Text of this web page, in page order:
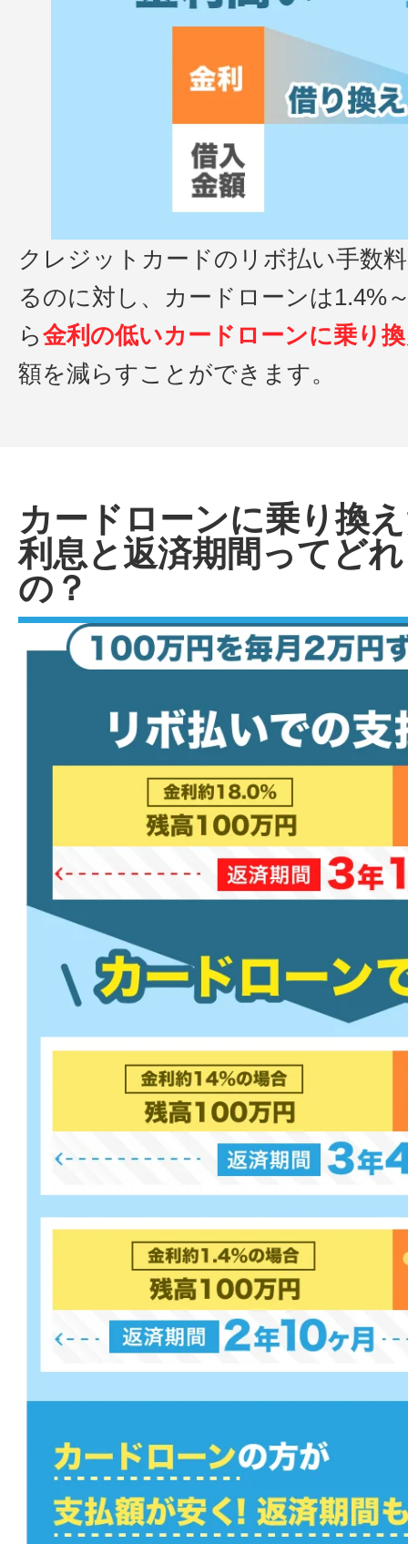
クレジットカードのリボ払い手数
るのに対し、カードローンは1.4%
ら金利の低いカードローンに乗り
額を減らすことができます。
カードローンに乗り換
利息と返済期間ってど
の？